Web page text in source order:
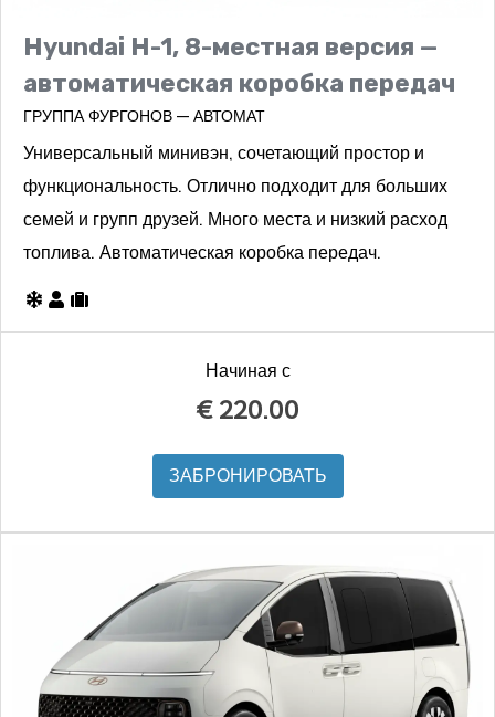
Hyundai H-1, 8-местная версия —
автоматическая коробка передач
ГРУППА ФУРГОНОВ — АВТОМАТ
Универсальный минивэн, сочетающий простор и
функциональность. Отлично подходит для больших
семей и групп друзей. Много места и низкий расход
топлива. Автоматическая коробка передач.
Начиная с
€ 220.00
ЗАБРОНИРОВАТЬ